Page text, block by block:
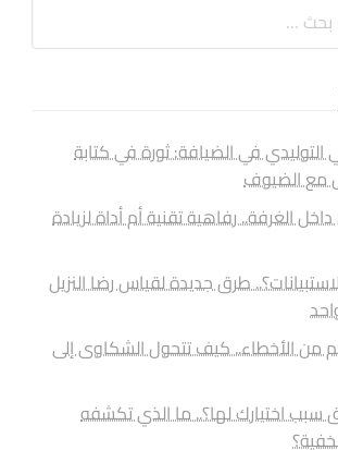
التوليدي في الضيافة: ثورة في كتابة
مع الضيوف
الغرفة.. رفاهية تقنية أم أداة لزيادة
طرق جديدة لقياس رضا النزيل
من الأخطاء.. كيف تتحول الشكاوى إلى
سبب اختيارك لها؟.. ما الذي تكشفه